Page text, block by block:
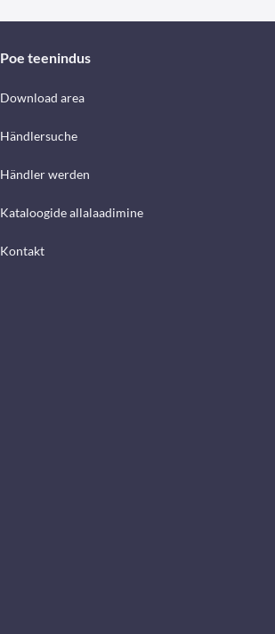
Poe teenindus
Download area
Händlersuche
Händler werden
Kataloogide allalaadimine
Kontakt